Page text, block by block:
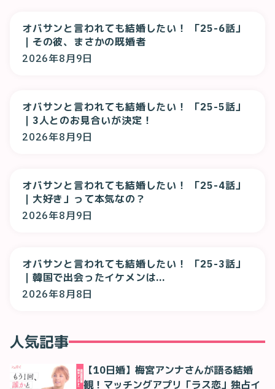
オバサンと言われても結婚したい！ 「25-6話」
｜その彼、まさかの既婚者
2026年8月9日
オバサンと言われても結婚したい！ 「25-5話」
｜3人とのお見合いが決定！
2026年8月9日
オバサンと言われても結婚したい！ 「25-4話」
｜大好き」って本気なの？
2026年8月9日
オバサンと言われても結婚したい！ 「25-3話」
｜韓国で出会ったイケメンは…
2026年8月8日
人気記事
【10日婚】梅宮アンナさんが語る結婚
観！マッチングアプリ「ラス恋」独占イ